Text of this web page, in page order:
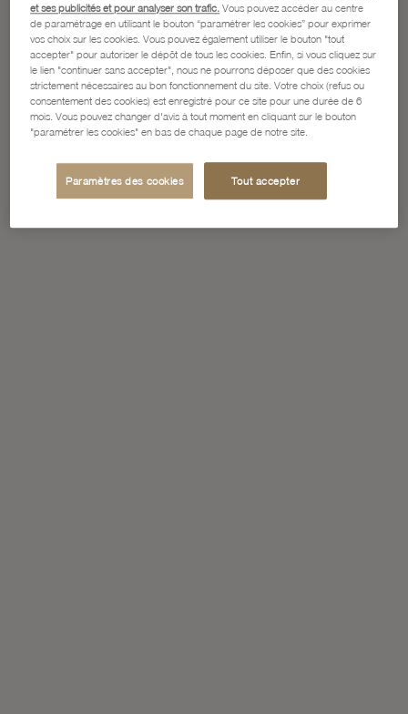
et ses publicités et pour analyser son trafic. Vous pouvez accéder au centre
de paramétrage en utilisant le bouton “paramétrer les cookies” pour exprimer
vos choix sur les cookies. Vous pouvez également utiliser le bouton "tout
accepter" pour autoriser le dépôt de tous les cookies. Enfin, si vous cliquez sur
le lien "continuer sans accepter", nous ne pourrons déposer que des cookies
strictement nécessaires au bon fonctionnement du site. Votre choix (refus ou
consentement des cookies) est enregistré pour ce site pour une durée de 6
mois. Vous pouvez changer d'avis à tout moment en cliquant sur le bouton
"paramétrer les cookies" en bas de chaque page de notre site.
Paramètres des cookies Tout accepter